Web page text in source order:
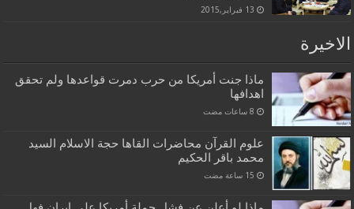
13 فبراير,2015
الاخيرة
ماذا جنت أمريكا من حرب دمرت قواعدها ولم تحقق
اهدافها
علوم القرآن محاضرات القاها حجة الاسلام السيد
محمد باقر الحكيم